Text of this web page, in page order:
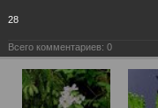
28
Всего комментариев: 0